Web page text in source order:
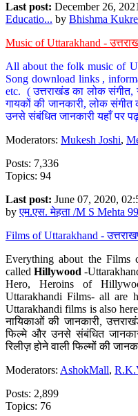
Last post: December 26,
Educatio... by Bhishma
Music of Uttarakhand -
All about the folk music of
Song download links ,
etc. ( उत्तराखंड का लोक
गायकों की जानकारी, लोक संगीत
उनसे संबंधित जानकारी यहाँ पर
Moderators: Mukesh Joshi,
Posts: 7,336
Topics: 94
Last post: June 07, 2020,
byएम.एस. मेहता /M S Mehta
Films of Uttarakhand -
Everything about the Films
calledHillywood-
Hero, Heroins of
Uttarakhandi Films- all are
Uttarakhandi films is also
नायिकाओं की जानकारी,
फिल्मे और उनसे संबंधित
रिलीज़ होने वाली फिल्मों की
Moderators: AshokMall,
Posts: 2,899
Topics: 76